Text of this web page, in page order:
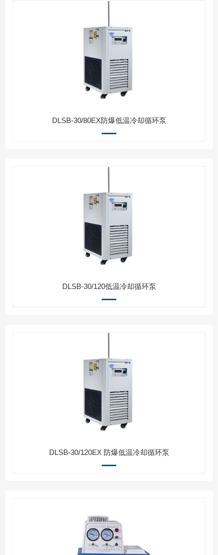
DLSB-30/80EX防爆低温冷却循环泵
DLSB-30/120低温冷却循环泵
DLSB-30/120EX 防爆低温冷却循环泵